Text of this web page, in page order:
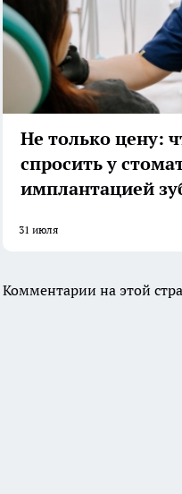
Не только цену:
спросить у
имплантацией
31 июля
Комментарии на этой